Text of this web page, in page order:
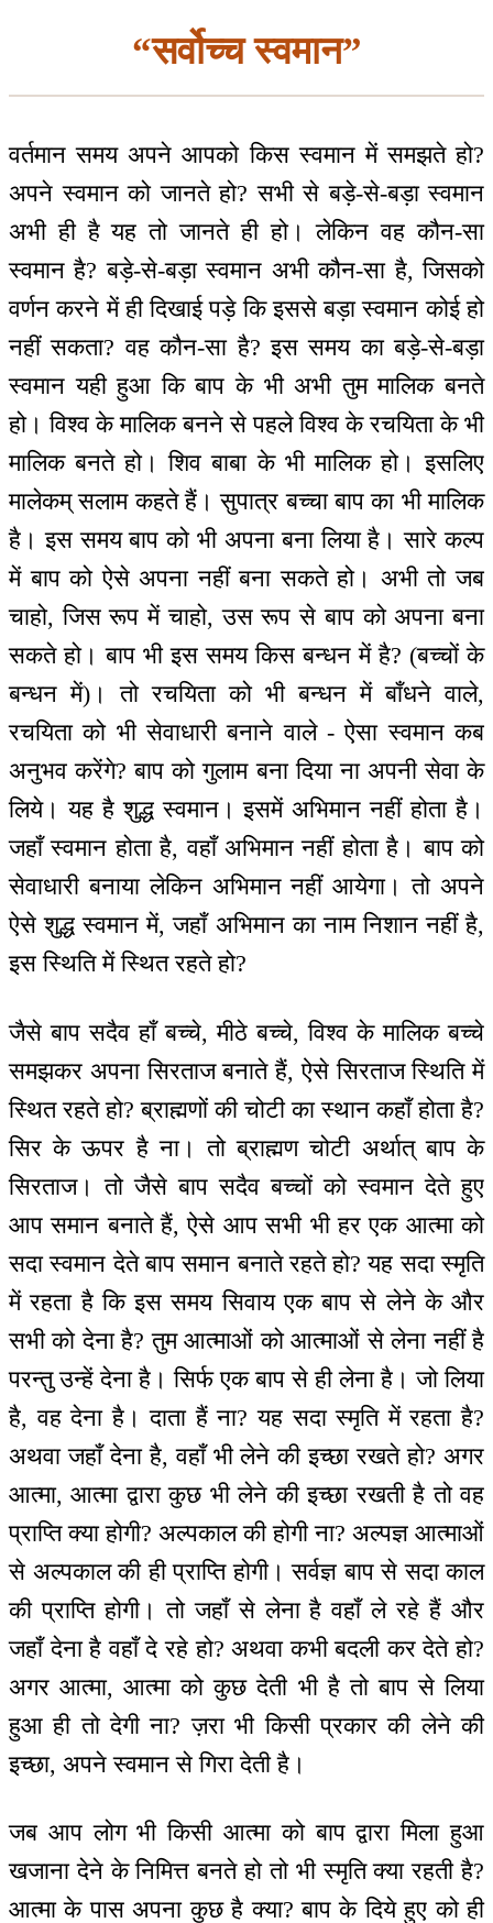
“सर्वोच्च स्वमान”
वर्तमान समय अपने आपको किस स्वमान में समझते हो?
अपने स्वमान को जानते हो? सभी से बड़े-से-बड़ा स्वमान
अभी ही है यह तो जानते ही हो। लेकिन वह कौन-सा
स्वमान है? बड़े-से-बड़ा स्वमान अभी कौन-सा है, जिसको
वर्णन करने में ही दिखाई पड़े कि इससे बड़ा स्वमान कोई हो
नहीं सकता? वह कौन-सा है? इस समय का बड़े-से-बड़ा
स्वमान यही हुआ कि बाप के भी अभी तुम मालिक बनते
हो। विश्व के मालिक बनने से पहले विश्व के रचयिता के भी
मालिक बनते हो। शिव बाबा के भी मालिक हो। इसलिए
मालेकम् सलाम कहते हैं। सुपात्र बच्चा बाप का भी मालिक
है। इस समय बाप को भी अपना बना लिया है। सारे कल्प
में बाप को ऐसे अपना नहीं बना सकते हो। अभी तो जब
चाहो, जिस रूप में चाहो, उस रूप से बाप को अपना बना
सकते हो। बाप भी इस समय किस बन्धन में है? (बच्चों के
बन्धन में)। तो रचयिता को भी बन्धन में बाँधने वाले,
रचयिता को भी सेवाधारी बनाने वाले - ऐसा स्वमान कब
अनुभव करेंगे? बाप को गुलाम बना दिया ना अपनी सेवा के
लिये। यह है शुद्ध स्वमान। इसमें अभिमान नहीं होता है।
जहाँ स्वमान होता है, वहाँ अभिमान नहीं होता है। बाप को
सेवाधारी बनाया लेकिन अभिमान नहीं आयेगा। तो अपने
ऐसे शुद्ध स्वमान में, जहाँ अभिमान का नाम निशान नहीं है,
इस स्थिति में स्थित रहते हो?
जैसे बाप सदैव हाँ बच्चे, मीठे बच्चे, विश्व के मालिक बच्चे
समझकर अपना सिरताज बनाते हैं, ऐसे सिरताज स्थिति में
स्थित रहते हो? ब्राह्मणों की चोटी का स्थान कहाँ होता है?
सिर के ऊपर है ना। तो ब्राह्मण चोटी अर्थात् बाप के
सिरताज। तो जैसे बाप सदैव बच्चों को स्वमान देते हुए
आप समान बनाते हैं, ऐसे आप सभी भी हर एक आत्मा को
सदा स्वमान देते बाप समान बनाते रहते हो? यह सदा स्मृति
में रहता है कि इस समय सिवाय एक बाप से लेने के और
सभी को देना है? तुम आत्माओं को आत्माओं से लेना नहीं है
परन्तु उन्हें देना है। सिर्फ एक बाप से ही लेना है। जो लिया
है, वह देना है। दाता हैं ना? यह सदा स्मृति में रहता है?
अथवा जहाँ देना है, वहाँ भी लेने की इच्छा रखते हो? अगर
आत्मा, आत्मा द्वारा कुछ भी लेने की इच्छा रखती है तो वह
प्राप्ति क्या होगी? अल्पकाल की होगी ना? अल्पज्ञ आत्माओं
से अल्पकाल की ही प्राप्ति होगी। सर्वज्ञ बाप से सदा काल
की प्राप्ति होगी। तो जहाँ से लेना है वहाँ ले रहे हैं और
जहाँ देना है वहाँ दे रहे हो? अथवा कभी बदली कर देते हो?
अगर आत्मा, आत्मा को कुछ देती भी है तो बाप से लिया
हुआ ही तो देगी ना? ज़रा भी किसी प्रकार की लेने की
इच्छा, अपने स्वमान से गिरा देती है।
जब आप लोग भी किसी आत्मा को बाप द्वारा मिला हुआ
खजाना देने के निमित्त बनते हो तो भी स्मृति क्या रहती है?
आत्मा के पास अपना कुछ है क्या? बाप के दिये हुए को ही